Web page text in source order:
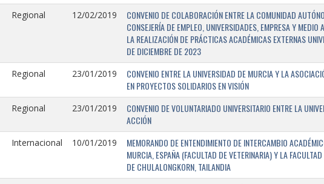
Regional 12/02/2019
CONVENIO DE COLABORACIÓN ENTRE LA COMUNIDAD
CONSEJERÍA DE EMPLEO, UNIVERSIDADES, EMPRESA Y
LA REALIZACIÓN DE PRÁCTICAS ACADÉMICAS EXTERNAS
DE DICIEMBRE DE 2023
Regional 23/01/2019
CONVENIO ENTRE LA UNIVERSIDAD DE MURCIA Y LA
EN PROYECTOS SOLIDARIOS EN VISIÓN
Regional 23/01/2019
CONVENIO DE VOLUNTARIADO UNIVERSITARIO ENTRE LA
ACCIÓN
Internacional 10/01/2019
MEMORANDO DE ENTENDIMIENTO DE INTERCAMBIO
MURCIA, ESPAÑA (FACULTAD DE VETERINARIA) Y LA
DE CHULALONGKORN, TAILANDIA